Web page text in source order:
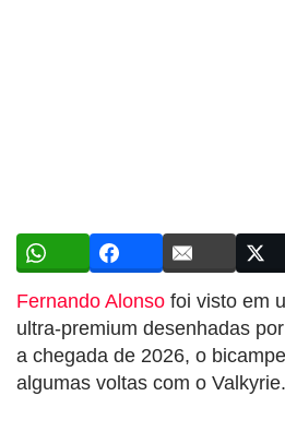
Fernando Alonso foi visto em
ultra-premium desenhadas
a chegada de 2026, o
algumas voltas com o Valkyrie.